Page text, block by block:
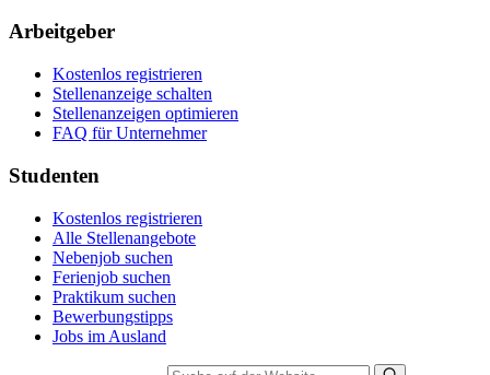
Arbeitgeber
Kostenlos registrieren
Stellenanzeige schalten
Stellenanzeigen optimieren
FAQ für Unternehmer
Studenten
Kostenlos registrieren
Alle Stellenangebote
Nebenjob suchen
Ferienjob suchen
Praktikum suchen
Bewerbungstipps
Jobs im Ausland